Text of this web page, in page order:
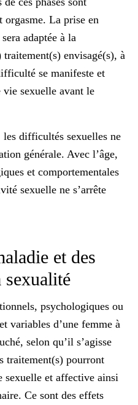
orgasme. La prise en
adaptée à la
envisagé(s), à
se manifeste et
vie sexuelle avant le
les difficultés sexuelles ne
générale. Avec l’âge,
et comportementales
sexuelle ne s’arrête
et des
sexualité
psychologiques ou
variables d’une femme à
selon qu’il s’agisse
traitement(s) pourront
sexuelle et affective ainsi
Ce sont des effets